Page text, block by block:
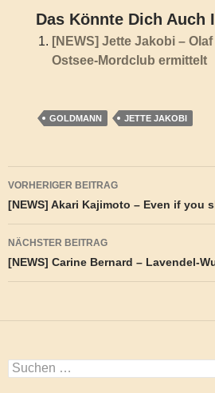
Das Könnte Dich Auch
[NEWS] Jette Jakobi –
Ostsee-Mordclub ermittelt
GOLDMANN JETTE JAKOBI
Beitragsnavigation
VORHERIGER BEITRAG
[NEWS] Akari Kajimoto – Even if you
NÄCHSTER BEITRAG
[NEWS] Carine Bernard – Lavendel-
Suchen
nach: